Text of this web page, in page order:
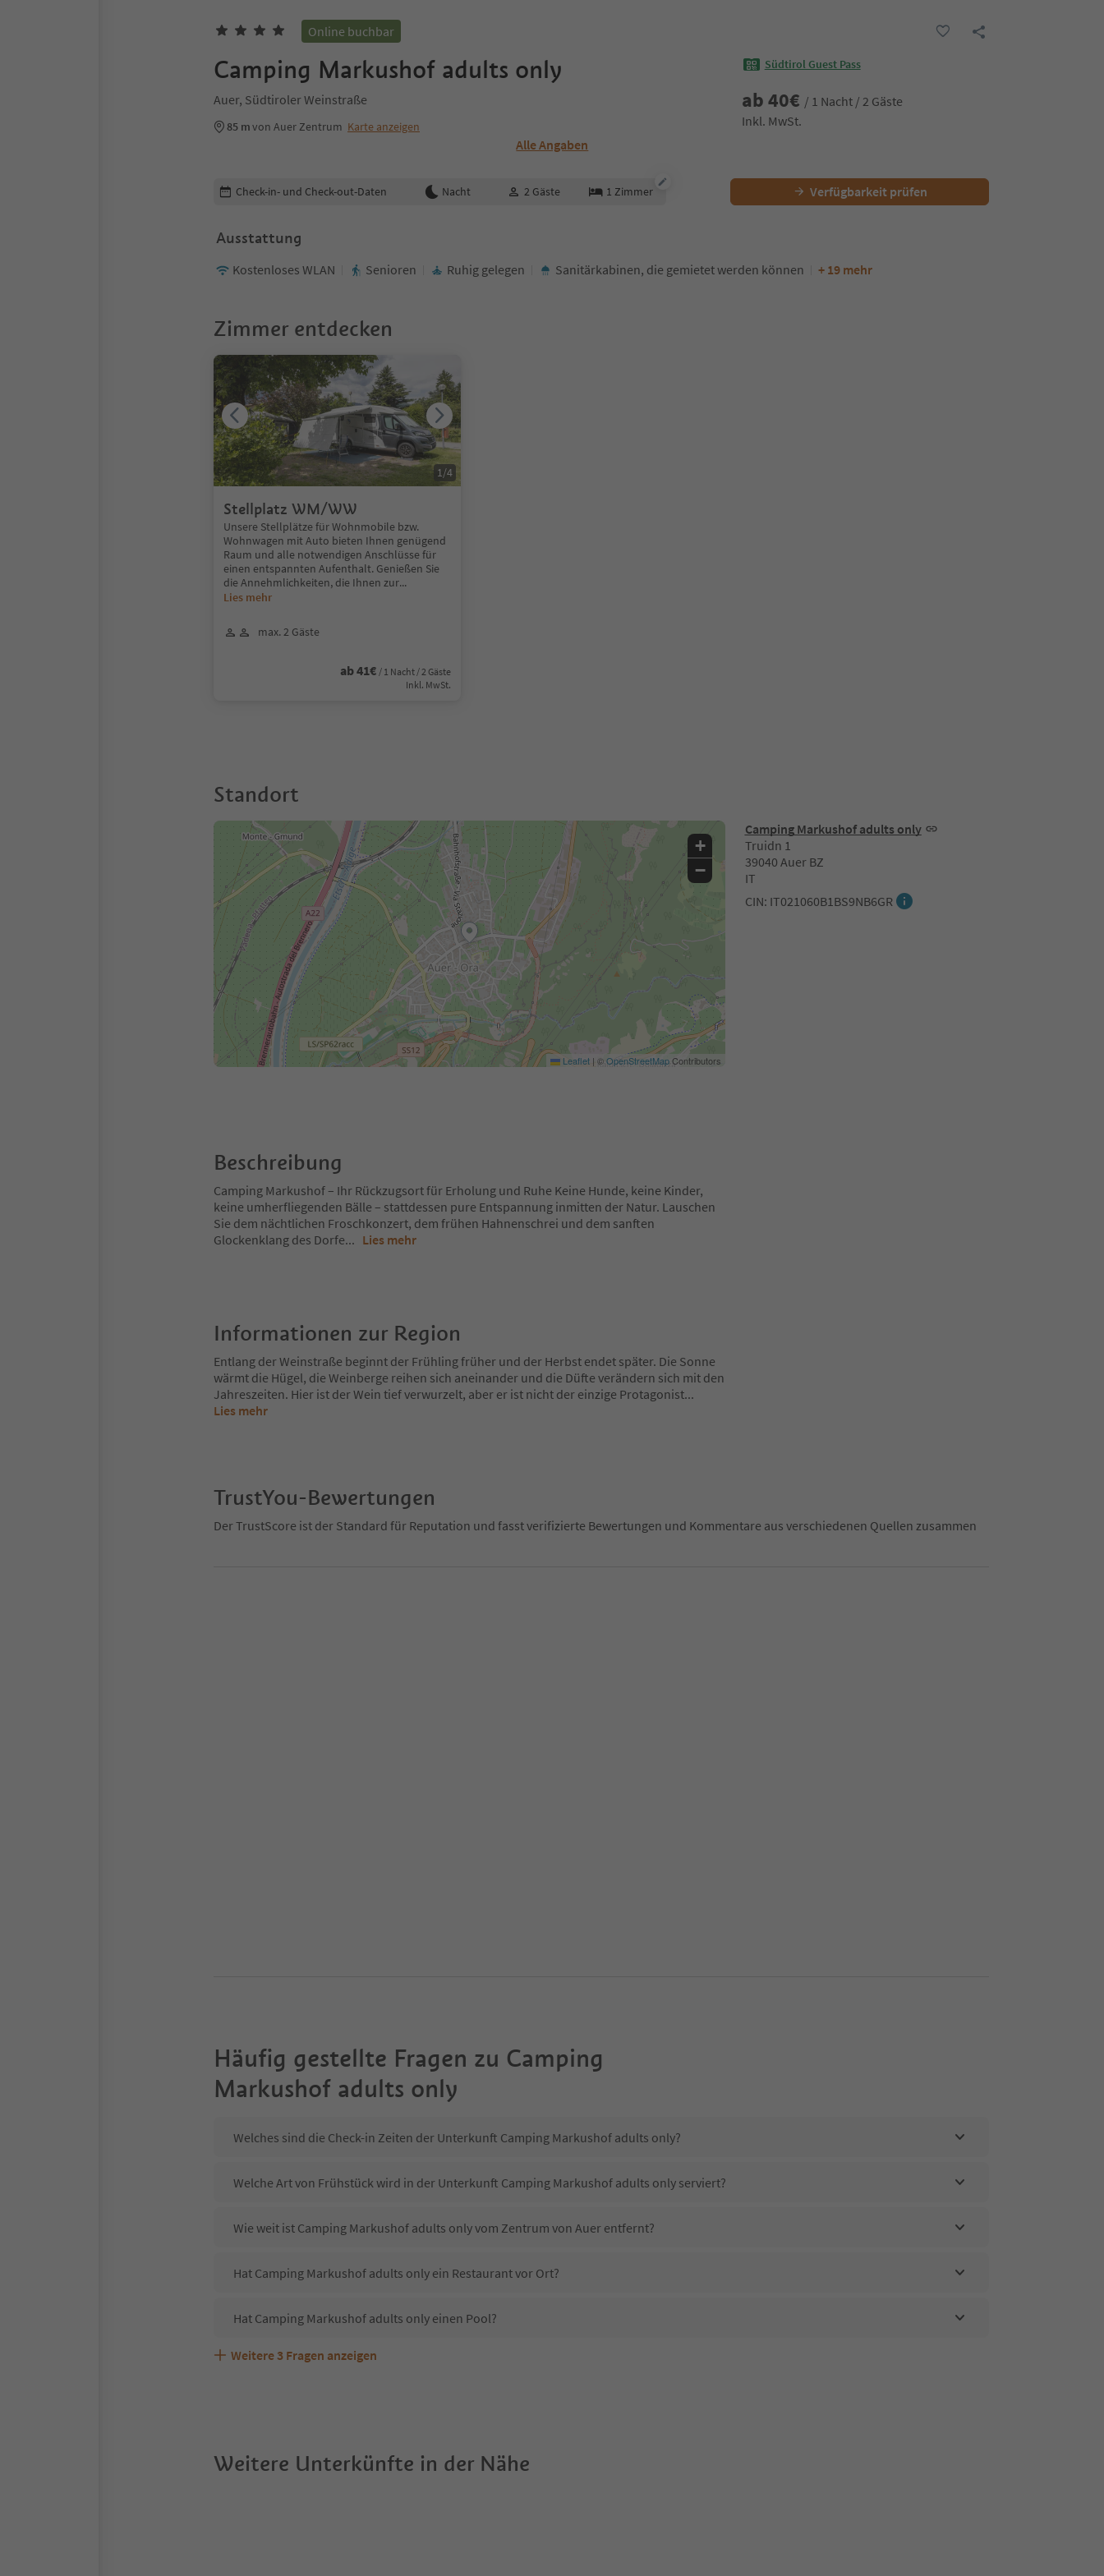
Online buchbar
Camping Markushof adults only
Auer, Südtiroler Weinstraße
85 mvon Auer Zentrum Karte anzeigen
Alle Angaben
Südtirol Guest Pass
ab40€ / 1 Nacht / 2 Gäste
Inkl. MwSt.
Buchungsdetails bearbeiten
Check-in- und Check-out-Daten Nacht 2 Gäste 1 Zimmer Verfügbarkeit prüfen
Ausstattung
Kostenloses WLAN Senioren Ruhig gelegen Sanitärkabinen, die gemietet werden können + 19 mehr
Zimmer entdecken
Stellplatz WM/WW
Unsere Stellplätze für Wohnmobile bzw.
Wohnwagen mit Auto bieten Ihnen genügend
Raum und alle notwendigen Anschlüsse für
einen entspannten Aufenthalt. Genießen Sie
die Annehmlichkeiten, die Ihnen zur...
Lies mehr
max. 2 Gäste
ab 41€ / 1 Nacht / 2 Gäste
Inkl. MwSt.
1/4
Standort
Camping Markushof adults only
Truidn 1
39040 Auer BZ
IT
CIN: IT021060B1BS9NB6GR
+
−
Leaflet | ©OpenStreetMapContributors
Beschreibung
Camping Markushof – Ihr Rückzugsort für Erholung und Ruhe Keine Hunde, keine Kinder,
keine umherfliegenden Bälle – stattdessen pure Entspannung inmitten der Natur. Lauschen
Sie dem nächtlichen Froschkonzert, dem frühen Hahnenschrei und dem sanften
Glockenklang des Dorfe... Lies mehr
Informationen zur Region
Entlang der Weinstraße beginnt der Frühling früher und der Herbst endet später. Die Sonne
wärmt die Hügel, die Weinberge reihen sich aneinander und die Düfte verändern sich mit den
Jahreszeiten. Hier ist der Wein tief verwurzelt, aber er ist nicht der einzige Protagonist...
Lies mehr
TrustYou-Bewertungen
Der TrustScore ist der Standard für Reputation und fasst verifizierte Bewertungen und Kommentare aus verschiedenen Quellen zusammen
Häufig gestellte Fragen zu Camping
Markushof adults only
Welches sind die Check-in Zeiten der Unterkunft Camping Markushof adults only?
Welche Art von Frühstück wird in der Unterkunft Camping Markushof adults only serviert?
Wie weit ist Camping Markushof adults only vom Zentrum von Auer entfernt?
Hat Camping Markushof adults only ein Restaurant vor Ort?
Hat Camping Markushof adults only einen Pool?
Sind Haustiere in der Unterkunft Camping Markushof adults only erlaubt?
Welche Services bietet Camping Markushof adults only?
Weitere 3 Fragen anzeigen
Weitere Unterkünfte in der Nähe